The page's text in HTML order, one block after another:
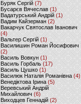
Буряк Сергій (7)
Бусарєв Вячеслав (1)
Вадатурський Андрій (1)
Вадим Кайзерман (2)
Вакарчук Святослав Іванович
(4)
Вальтер Сергій (1)
Василишин Роман Йосифович
(2)
Василь Вовкун (1)
Василь Горбаль (17)
Василь Цушко (1)
Василюк Наталія Романівна (4)
Венедіктова Ірина(5)
Веревський Андрій
Михайлович (6)
Виходцев Геннадій (2)